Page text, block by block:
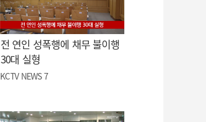
전 연인 성폭행에 채무 불이행
30대 실형
KCTV NEWS 7